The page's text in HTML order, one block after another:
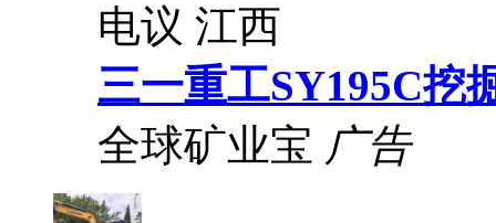
电议 江西
三一重工SY195C挖
全球矿业宝 广告